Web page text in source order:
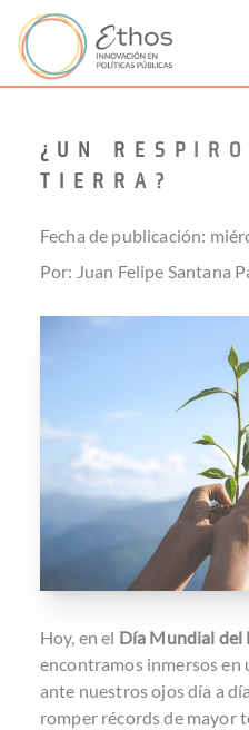
¿UN
TIERRA?
Fecha de publicación:
Por: Juan Felipe Santana
Hoy, en el Día Mundial
encontramos inmersos en
ante nuestros ojos día a
romper récords de mayor